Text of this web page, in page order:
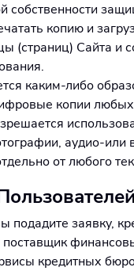
собственности
копию и
(страниц) Сайта и
каким-либо
копии любых
аудио-или
от любого
подадите заявку,
поставщик
кредитных